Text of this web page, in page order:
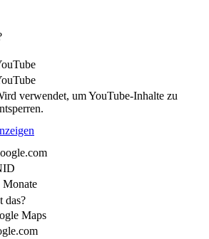
verwendet, um YouTube-Inhalte zu
Monate
das?
Maps